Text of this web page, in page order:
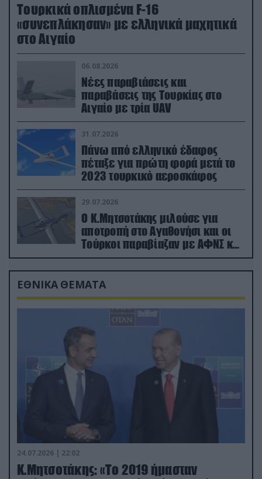
Τουρκικά οπλισμένα F-16
«συνεπλάκησαν» με ελληνικά μαχητικά
στο Αιγαίο
06.08.2026
Νέες παραβιάσεις και
παραβάσεις της Τουρκίας στο
Αιγαίο με τρία UAV
31.07.2026
Πάνω από ελληνικό έδαφος
πέταξε για πρώτη φορά μετά το
2023 τουρκικό αεροσκάφος
29.07.2026
Ο Κ.Μητσοτάκης μιλούσε για
αποτροπή στο Αγαθονήσι και οι
Τούρκοι παραβίαζαν με ΑΦΝΣ και
drone
ΕΘΝΙΚΑ ΘΕΜΑΤΑ
24.07.2026 | 22:02
Κ.Μητσοτάκης: «Το 2019 ήμασταν